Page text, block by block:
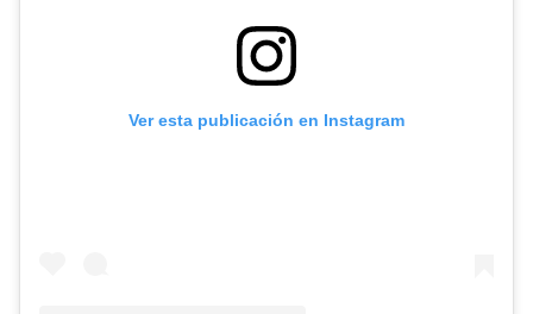
Ver esta publicación en Instagram